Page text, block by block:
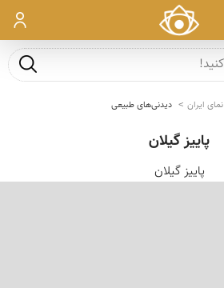
ورود
جست و
نمای ایران دیدنی‌های طبیعی
پاییز گیلان
پاییز گیلان